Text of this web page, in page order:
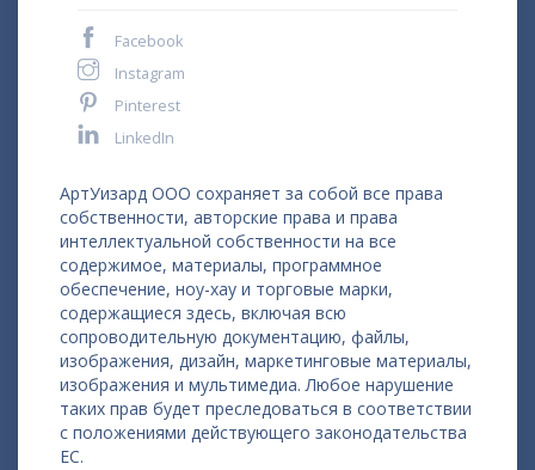
Facebook
Instagram
Pinterest
LinkedIn
АртУизард ООО сохраняет за собой все права
собственности, авторские права и права
интеллектуальной собственности на все
содержимое, материалы, программное
обеспечение, ноу-хау и торговые марки,
содержащиеся здесь, включая всю
сопроводительную документацию, файлы,
изображения, дизайн, маркетинговые материалы,
изображения и мультимедиа. Любое нарушение
таких прав будет преследоваться в соответствии
с положениями действующего законодательства
ЕС.